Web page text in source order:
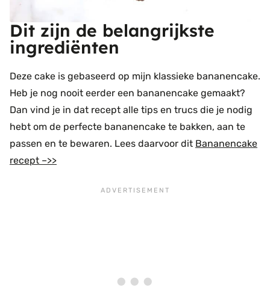
Dit zijn de belangrijkste
ingrediënten
Deze cake is gebaseerd op mijn klassieke bananencake.
Heb je nog nooit eerder een bananencake gemaakt?
Dan vind je in dat recept alle tips en trucs die je nodig
hebt om de perfecte bananencake te bakken, aan te
passen en te bewaren. Lees daarvoor dit Bananencake
recept –>>